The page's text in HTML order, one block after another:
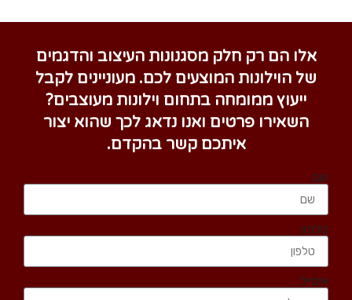
אלו הם רק חלק מסגנונות העיצוב והדגמים
של הוילונות המוצעים לכם. מעוניינים לקבל
ייעוץ ממומחה בתחום וילונות מעוצבים?
השאירו פרטים ואנו נדאג לכך שהוא יצור
איתכם קשר בהקדם.
שם
טלפון
אימייל